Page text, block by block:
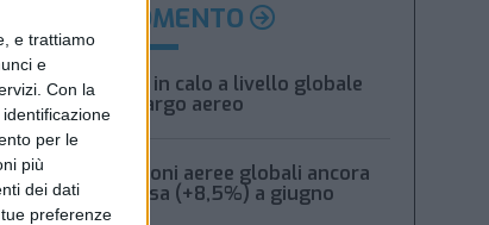
e trattiamo
e
Con la
per le
più
dei dati
preferenze
ARGOMENTO
Volumi in calo a livello globale
per il cargo aereo
Spedizioni aeree globali ancora
in ripresa (+8,5%) a giugno